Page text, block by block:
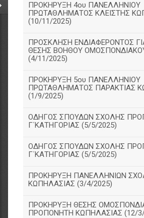
ΠΡΟΚΗΡΥΞΗ 4ου ΠΑΝΕΛΛΗΝΙΟΥ
ΠΡΩΤΑΘΛΗΜΑΤΟΣ ΚΛΕΙΣΤΗΣ
(10/11/2025)
ΠΡΟΣΚΛΗΣΗ ΕΝΔΙΑΦΕΡΟΝΤΟΣ
ΘΕΣΗΣ ΒΟΗΘΟΥ
(4/11/2025)
ΠΡΟΚΗΡΥΞΗ 5ου ΠΑΝΕΛΛΗΝΙΟΥ
ΠΡΩΤΑΘΛΗΜΑΤΟΣ ΠΑΡΑΚΤΙΑΣ
(1/9/2025)
ΟΔΗΓΟΣ ΣΠΟΥΔΩΝ ΣΧΟΛΗΣ
Γ΄ΚΑΤΗΓΟΡΙΑΣ (5/5/2025)
ΟΔΗΓΟΣ ΣΠΟΥΔΩΝ ΣΧΟΛΗΣ
Γ΄ΚΑΤΗΓΟΡΙΑΣ (5/5/2025)
ΠΡΟΚΗΡΥΞΗ ΠΑΝΕΛΛΗΝΙΩΝ
ΚΩΠΗΛΑΣΙΑΣ (3/4/2025)
ΠΡΟΚΗΡΥΞΗ ΘΕΣΗΣ
ΠΡΟΠΟΝΗΤΗ ΚΩΠΗΛΑΣΙΑΣ (12/3/